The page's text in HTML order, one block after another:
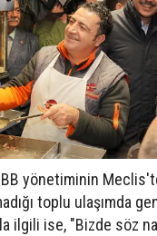
yönetiminin
toplu ulaşımda
ilgili ise, "Bizde söz